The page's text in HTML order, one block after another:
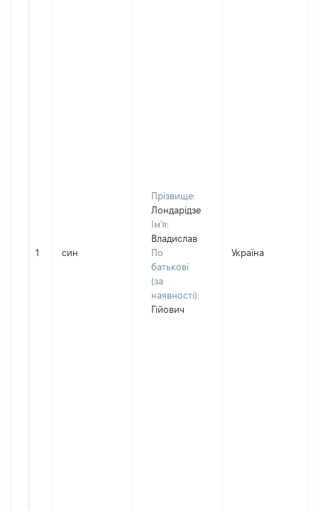
1 син
Прізвище:
Лондарідзе
Ім'я:
Владислав
По
батькові
(за
наявності):
Гійович
Україна